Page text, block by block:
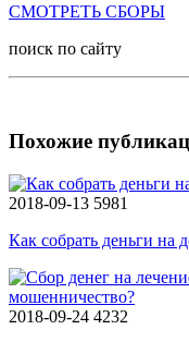
СМОТРЕТЬ СБОРЫ
поиск по сайту
Похожие
2018-09-13 5981
Как собрать деньги
2018-09-24 4232